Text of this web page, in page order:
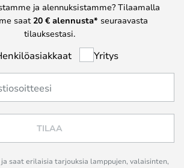
ja alennuksistamme? Tilaamalla
saat 20 € alennusta* seuraavasta
tilauksestasi.
Yritys
TILAA
saat erilaisia tarjouksia lamppujen, valaisinten,